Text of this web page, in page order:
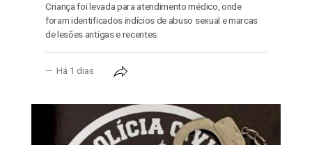
Criança foi levada para atendimento médico, onde
foram identificados indícios de abuso sexual e marcas
de lesões antigas e recentes.
Há 1 dias